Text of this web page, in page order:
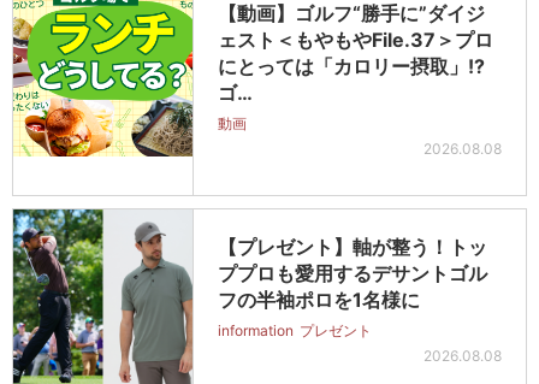
【動画】ゴルフ“勝手に”ダイジ
ェスト＜もやもやFile.37＞プロ
にとっては「カロリー摂取」!?
ゴ…
動画
2026.08.08
【プレゼント】軸が整う！トッ
ププロも愛用するデサントゴル
フの半袖ポロを1名様に
information プレゼント
2026.08.08